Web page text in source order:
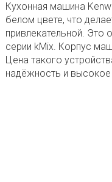
Кухонная машина
белом цвете, что
привлекательной. Это
серии kMix. Корпус
Цена такого
надёжность и